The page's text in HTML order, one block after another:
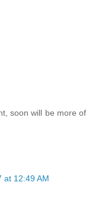
soon will be more of
at 12:49 AM